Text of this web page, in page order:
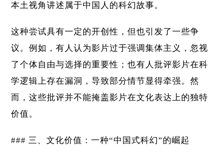
本土视角讲述属于中国人的科幻故事。
这种尝试具有一定的开创性，但也引发了一些争
议。例如，有人认为影片过于强调集体主义，忽视
了个体自由与选择的重要性；也有人批评影片在科
学逻辑上存在漏洞，导致部分情节显得牵强。然
而，这些批评并不能掩盖影片在文化表达上的独特
价值。
### 三、文化价值：一种“中国式科幻”的崛起